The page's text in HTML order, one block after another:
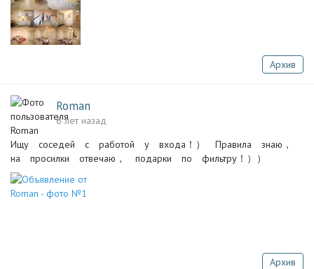
Архив
Roman
6 лет назад
Ищу соседей с работой у входа！） Правила знаю，
на просилки отвечаю， подарки по фильтру！））
Архив